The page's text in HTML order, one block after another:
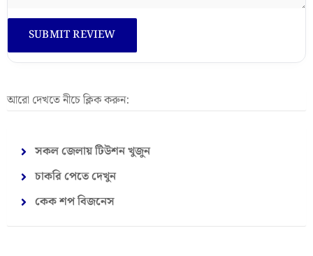
আরো দেখতে নীচে ক্লিক করুন:
সকল জেলায় টিউশন খুজুন
চাকরি পেতে দেখুন
কেক শপ বিজনেস